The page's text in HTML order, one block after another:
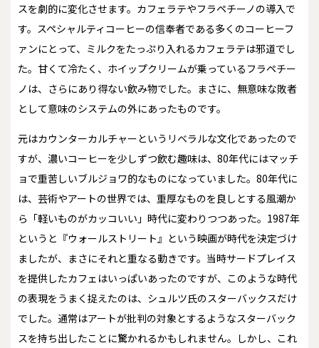
スを劇的に変化させます。カフェラテやフラペチーノの導入で
す。スペシャルティコーヒーの信奉者である多くのコーヒーフ
ァンにとって、ミルクをたっぷり入れるカフェラテは邪道でし
た。甘くて冷たく、ホイップクリームが乗っているフラペチー
ノは、さらにあり得ない飲み物でした。まさに、無意味な敗者
として意味のシステムの外にあったものです。
元はカウンターカルチャーというリベラルな文化であったので
すが、濃いコーヒーを少しずつ飲む趣味は、80年代にはマッチ
ョで重苦しいブルジョワ的なものになっていました。80年代に
は、芸術やアートの世界では、重厚なものを良しとする風潮か
ら「軽いものがカッコいい」時代に変わりつつあった。1987年
というと『ウォールストリート』という映画が時代を決定づけ
ましたが、まさにそれと重なる動きです。当時サードプレイス
を提供したカフェはいっぱいあったのですが、このような時代
の表現をうまく捉えたのは、シュルツ氏のスターバックスだけ
でした。通常はアートが批判の対象とするようなスターバック
スを持ち出したことに驚かれるかもしれません。しかし、これ